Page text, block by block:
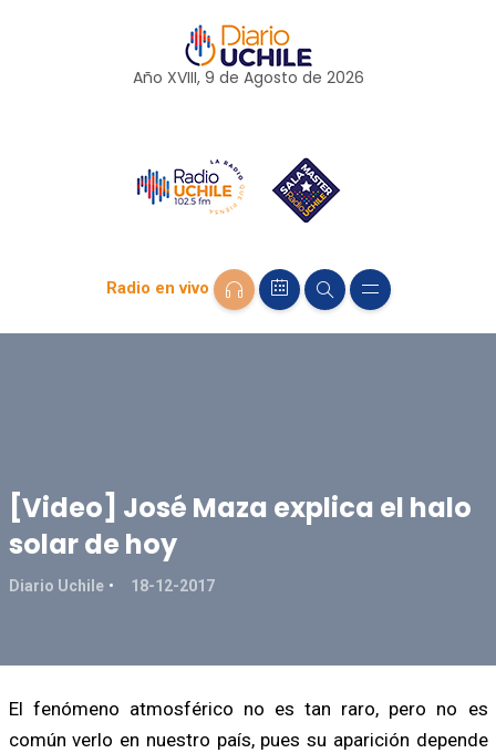
Año XVIII, 9 de Agosto de 2026
Radio en vivo
[Video] José Maza explica el halo
solar de hoy
Diario Uchile 18-12-2017
El fenómeno atmosférico no es tan raro, pero no es
común verlo en nuestro país, pues su aparición depende